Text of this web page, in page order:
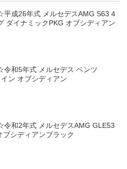
成26年式 メルセデスAMG S63 4
ダイナミックPKG オブシディアン
和5年式 メルセデス ベンツ
ン オブシディアン
和2年式 メルセデスAMG GLE53
ブシディアンブラック